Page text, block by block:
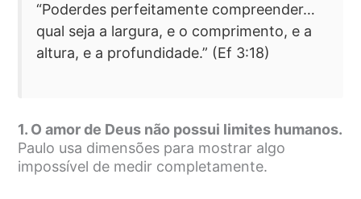
“Poderdes perfeitamente compreender…
qual seja a largura, e o comprimento, e a
altura, e a profundidade.” (Ef 3:18)
1. O amor de Deus não possui limites humanos.
Paulo usa dimensões para mostrar algo
impossível de medir completamente.